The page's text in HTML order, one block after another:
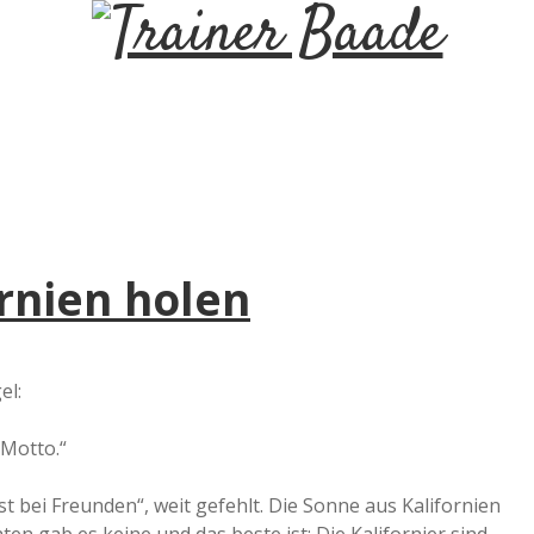
T
nholen
bei Freunden“, weit gefehlt. Die Sonne aus Kalifornien